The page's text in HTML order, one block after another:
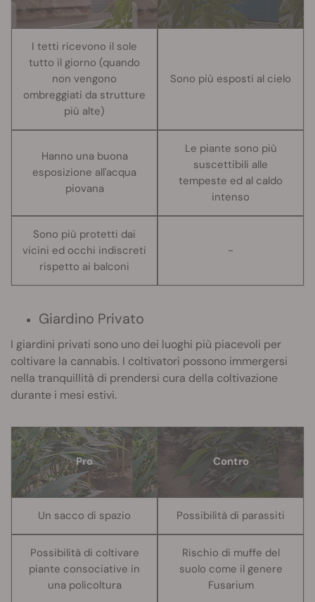
I tetti ricevono il sole
tutto il giorno (quando
non vengono
ombreggiati da strutture
più alte)
Sono più esposti al cielo
Hanno una buona
esposizione all'acqua
piovana
Le piante sono più
suscettibili alle
tempeste ed al caldo
intenso
Sono più protetti dai
vicini ed occhi indiscreti
rispetto ai balconi
-
Giardino Privato
I giardini privati sono uno dei luoghi più piacevoli per
coltivare la cannabis. I coltivatori possono immergersi
nella tranquillità di prendersi cura della coltivazione
durante i mesi estivi.
Pro Contro
Un sacco di spazio Possibilità di parassiti
Possibilità di coltivare
piante consociative in
una policoltura
Rischio di muffe del
suolo come il genere
Fusarium